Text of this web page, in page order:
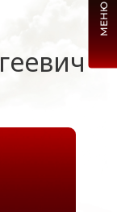
МЕНЮ